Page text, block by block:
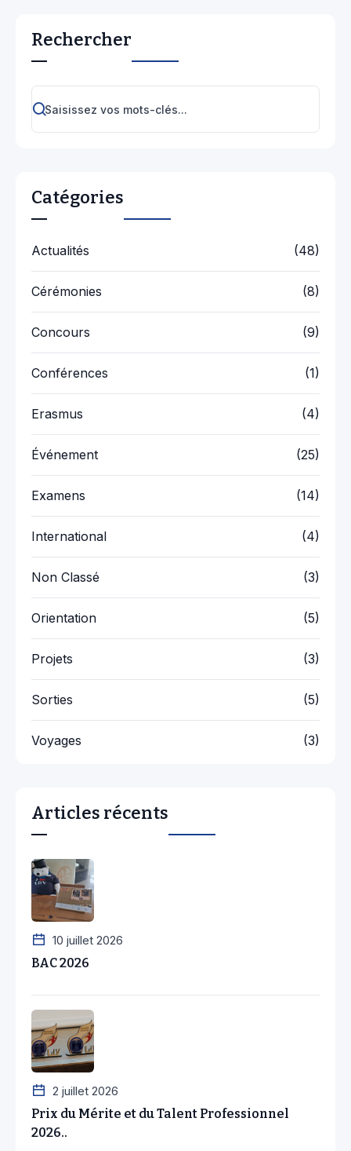
Rechercher
Catégories
Actualités (48)
Cérémonies (8)
Concours (9)
Conférences (1)
Erasmus (4)
Événement (25)
Examens (14)
International (4)
Non Classé (3)
Orientation (5)
Projets (3)
Sorties (5)
Voyages (3)
Articles récents
10 juillet 2026
BAC 2026
2 juillet 2026
Prix du Mérite et du Talent Professionnel
2026..